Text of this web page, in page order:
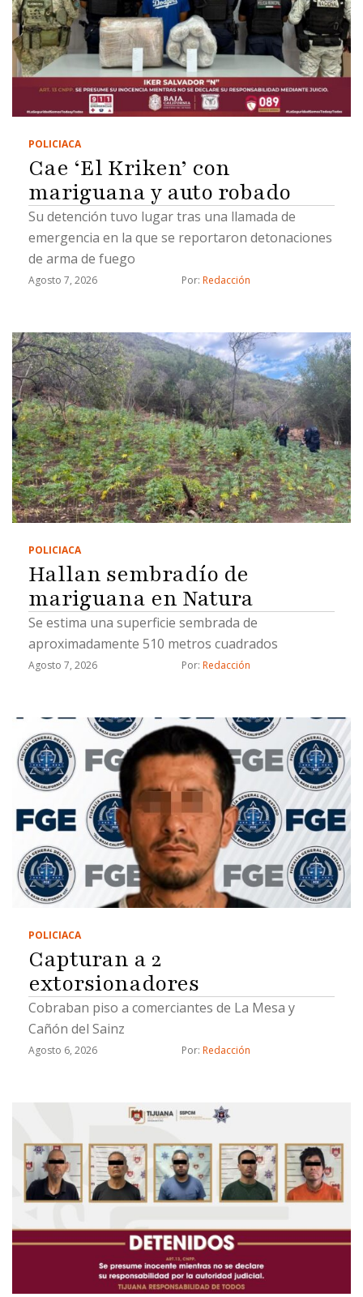
POLICIACA
Cae ‘El Kriken’ con
mariguana y auto robado
Su detención tuvo lugar tras una llamada de
emergencia en la que se reportaron detonaciones
de arma de fuego
Agosto 7, 2026 Por: Redacción
POLICIACA
Hallan sembradío de
mariguana en Natura
Se estima una superficie sembrada de
aproximadamente 510 metros cuadrados
Agosto 7, 2026 Por: Redacción
POLICIACA
Capturan a 2
extorsionadores
Cobraban piso a comerciantes de La Mesa y
Cañón del Sainz
Agosto 6, 2026 Por: Redacción